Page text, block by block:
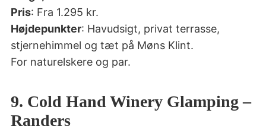
Pris: Fra 1.295 kr.
Højdepunkter: Havudsigt, privat terrasse,
stjernehimmel og tæt på Møns Klint.
For naturelskere og par.
9. Cold Hand Winery Glamping –
Randers